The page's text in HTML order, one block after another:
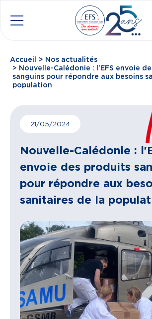
Aller au contenu principal
Fil d'Ariane
Accueil
Nos actualités
Nouvelle-Calédonie : l'EFS envoie
sanguins pour répondre aux besoins
population
21/05/2024
Nouvelle-Calédonie :
envoie des produits
pour répondre aux
sanitaires de la